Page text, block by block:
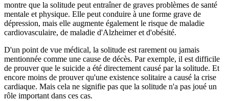
montre que la solitude peut entraîner de graves problèmes de santé
mentale et physique. Elle peut conduire à une forme grave de
dépression, mais elle augmente également le risque de maladie
cardiovasculaire, de maladie d'Alzheimer et d'obésité.
D'un point de vue médical, la solitude est rarement ou jamais
mentionnée comme une cause de décès. Par exemple, il est difficile
de prouver que le suicide a été directement causé par la solitude. Et
encore moins de prouver qu'une existence solitaire a causé la crise
cardiaque. Mais cela ne signifie pas que la solitude n'a pas joué un
rôle important dans ces cas.